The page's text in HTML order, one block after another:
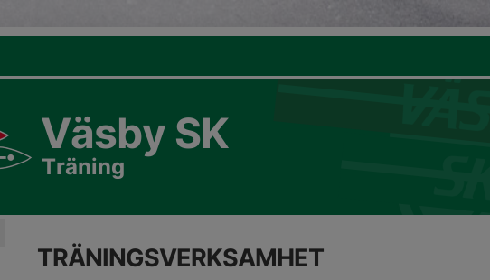
Väsby SK
Träning
TRÄNINGSVERKSAMHET